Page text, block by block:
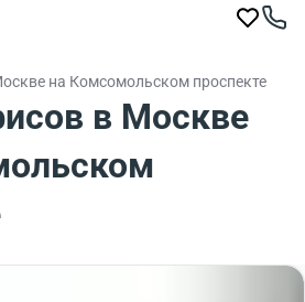
на Комсомольском проспекте
в Москве